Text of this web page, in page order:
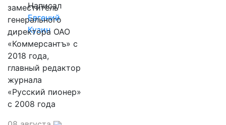
Написал
Евгений
Кузин
заместитель
генерального
директора ОАО
«Коммерсантъ» с
2018 года,
главный редактор
журнала
«Русский пионер»
с 2008 года